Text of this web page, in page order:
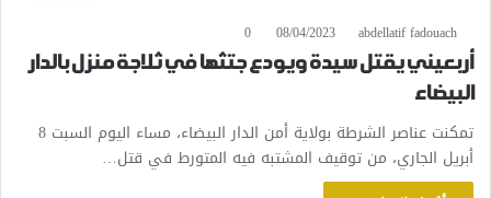
abdellatif fadouach
08/04/2023
0
أربعيني يقتل سيدة ويودع جتثها في ثلاجة منزل بالدار
البيضاء
تمكنت عناصر الشرطة بولاية أمن الدار البيضاء، مساء اليوم السبت 8
أبريل الجاري، من توقيف المشتبه فيه المتورط في قتل…